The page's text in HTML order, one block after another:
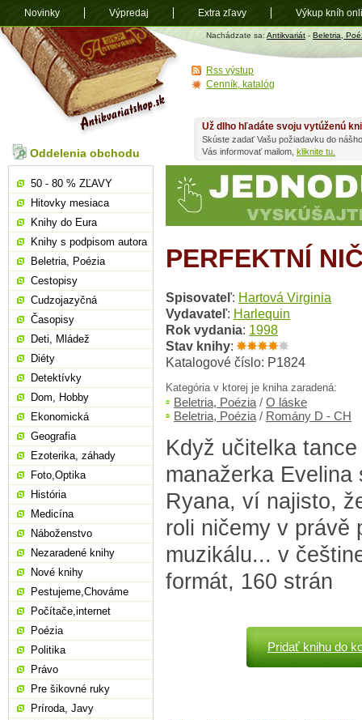
Antikvariát
shop.sk
Nachádzate sa: Antikvariát - Beletria,
PERFEKTNÍ
Spisovateľ: Hartová Virginia
Vydavateľ: Harlequin
Rok vydania: 1998
Stav knihy:
Katalogové číslo: P1824
Kategória v ktorej je kniha zaradená:
Beletria, Poézia / O láske
Beletria, Poézia / Romány D - CH
Když učitelka
manažerka
Ryana, ví najisto,
roli ničemy v právě
muzikálu... v
formát, 160 strán
Pridať knihu do
Už dlho hľadáte svoju vytúženú
Skúste zadať Vašu požiadavku do
Vás informovať mailom, kliknite tu.
Oddelenia obchodu
50 - 80 % ZĽAVY
Hitovky mesiaca
Knihy do Eura
Knihy s podpisom autora
Beletria, Poézia
Cestopisy
Cudzojazyčná
Časopisy
Deti, Mládež
Diéty
Detektívky
Dom, Hobby
Ekonomická
Geografia
Ezoterika, záhady
Foto,Optika
História
Medicína
Náboženstvo
Nezaradené knihy
Nové knihy
Pestujeme,Chováme
Počítače,internet
Poézia
Politika
Právo
Pre šikovné ruky
Príroda, Javy
Rss výstup
Cenník, katalóg
Novinky Výpredaj Extra zľavy Výkup kníh